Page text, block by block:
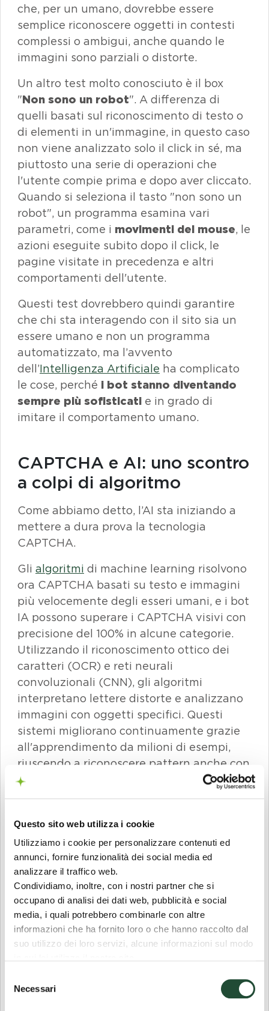
Questo sito web utilizza i cookie
Utilizziamo i cookie per personalizzare contenuti ed
annunci, fornire funzionalità dei social media ed
analizzare il traffico web.
Condividiamo, inoltre, con i nostri partner che si
occupano di analisi dei dati web, pubblicità e social
media, i quali potrebbero combinarle con altre
informazioni che ha fornito loro o che hanno raccolto dal
suo utilizzo dei loro servizi, alcune informazioni sul modo
“coopvoce.it” e ai suoi sottodomini “shop.coopvoce.it” e
delNecessari
che, per un umano, dovrebbe essere
semplice riconoscere oggetti in contesti
complessi o ambigui, anche quando le
immagini sono parziali o distorte.
Un altro test molto conosciuto è il
box
"Non sono un robot". A differenza di
quelli basati sul riconoscimento di testo o
di elementi in un'immagine, in questo caso
non viene analizzato solo il click in sé, ma
piuttosto una serie di operazioni che
l'utente compie prima e dopo aver cliccato.
Quando si seleziona il tasto "non sono un
robot", un programma esamina vari
parametri, come i movimenti del mouse, le
azioni eseguite subito dopo il click, le
pagine visitate in precedenza e altri
comportamenti dell'utente.
Questi test dovrebbero quindi garantire
che chi sta interagendo con il sito sia un
essere umano e non un programma
automatizzato, ma l’avvento
dell’Intelligenza Artificiale ha complicato
le cose, perché i bot stanno diventando
sempre più sofisticati e in grado di
imitare il comportamento umano.
CAPTCHA e AI: uno scontro
a colpi di algoritmo
Come abbiamo detto, l’AI sta iniziando a
mettere a dura prova la tecnologia
CAPTCHA.
Gli algoritmi di machine learning risolvono
ora CAPTCHA basati su testo e immagini
più velocemente degli esseri umani, e i bot
IA possono superare i CAPTCHA visivi con
precisione del 100% in alcune categorie.
Utilizzando il riconoscimento ottico dei
caratteri (OCR) e reti neurali
convoluzionali (CNN), gli algoritmi
interpretano lettere distorte e analizzano
immagini con oggetti specifici. Questi
sistemi migliorano continuamente grazie
all'apprendimento da milioni di esempi,
riuscendo a riconoscere pattern anche con
distorsioni.
artificiale stiano riuscendo ad aggirare
facilmente i sistemi CAPTCHA sta
producendo ripercussioni concrete nella
realtà. Un esempio evidente riguarda
l'acquisto massiccio di biglietti per eventi,
un fenomeno che esclude gli utenti reali,
privandoli della possibilità di partecipare.
Un altro caso è l'uso di eserciti di botper
presenza
falsificata (sebbene nel
fake